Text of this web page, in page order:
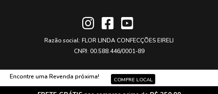
Razão social: FLOR LINDA CONFECÇÕES EIRELI
CNPJ: 00.588.446/0001-89
Encontre uma Revenda próxima! COMPRE LOCAL